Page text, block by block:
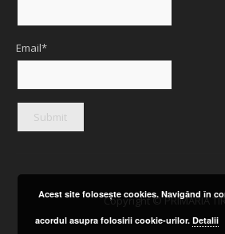
Email*
Copyright © PRIMARIA
Acest site foloseşte cookies. Navigând în
acordul asupra folosirii cookie-urilor. Detalii